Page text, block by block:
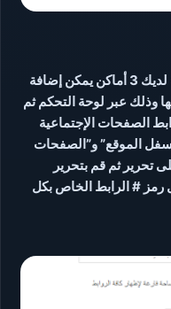
لتعديل روابط الصفحات الإجتماعية لديك 3 أماكن يمكن إضافة
وذلك عبر لوحة التحكم ثم
الصفحات الإجتماعية
الموقع” و”الصفحات
تحرير ثم قم بتحرير
رمز # الرابط الخاص بكل